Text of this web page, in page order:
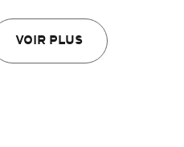
VOIR PLUS